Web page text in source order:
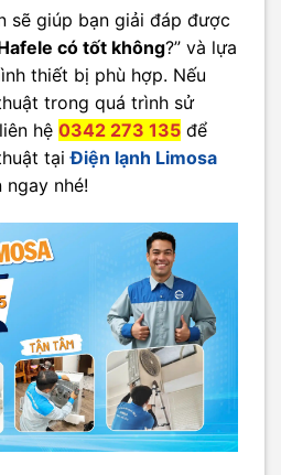
sẽ giúp bạn giải đáp được
có tốt không?” và lựa
thiết bị phù hợp. Nếu
trong quá trình sử
hệ 0342 273 135 để
tạiĐiện lạnh Limosa
nhé!